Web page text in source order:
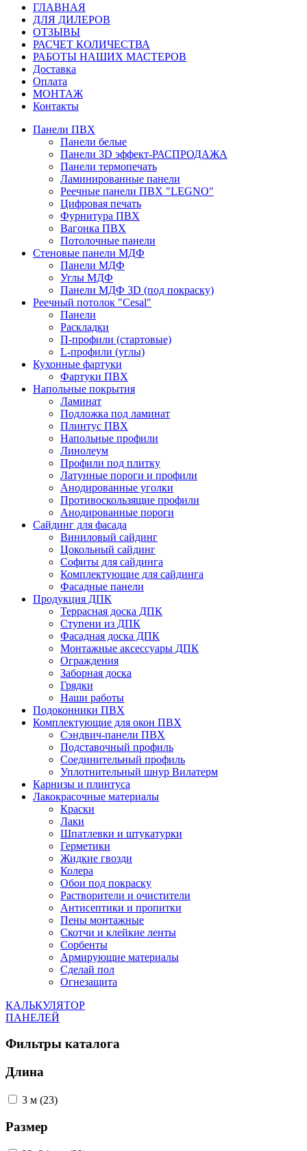
ГЛАВНАЯ
ДЛЯ ДИЛЕРОВ
ОТЗЫВЫ
РАСЧЕТ КОЛИЧЕСТВА
РАБОТЫ НАШИХ МАСТЕРОВ
Доставка
Оплата
МОНТАЖ
Контакты
Панели ПВХ
Панели белые
Панели 3D эффект-РАСПРОДАЖА
Панели термопечать
Ламинированные панели
Реечные панели ПВХ "LEGNO"
Цифровая печать
Фурнитура ПВХ
Вагонка ПВХ
Потолочные панели
Стеновые панели МДФ
Панели МДФ
Углы МДФ
Панели МДФ 3D (под покраску)
Реечный потолок "Cesal"
Панели
Раскладки
П-профили (стартовые)
L-профили (углы)
Кухонные фартуки
Фартуки ПВХ
Напольные покрытия
Ламинат
Подложка под ламинат
Плинтус ПВХ
Напольные профили
Линолеум
Профили под плитку
Латунные пороги и профили
Анодированные уголки
Противоскользящие профили
Анодированные пороги
Сайдинг для фасада
Виниловый сайдинг
Цокольный сайдинг
Софиты для сайдинга
Комплектующие для сайдинга
Фасадные панели
Продукция ДПК
Террасная доска ДПК
Ступени из ДПК
Фасадная доска ДПК
Монтажные аксессуары ДПК
Ограждения
Заборная доска
Грядки
Наши работы
Подоконники ПВХ
Комплектующие для окон ПВХ
Сэндвич-панели ПВХ
Подставочный профиль
Соединительный профиль
Уплотнительный шнур Вилатерм
Карнизы и плинтуса
Лакокрасочные материалы
Краски
Лаки
Шпатлевки и штукатурки
Герметики
Жидкие гвозди
Колера
Обои под покраску
Растворители и очистители
Антисептики и пропитки
Пены монтажные
Скотчи и клейкие ленты
Сорбенты
Армирующие материалы
Сделай пол
Огнезащита
КАЛЬКУЛЯТОР
ПАНЕЛЕЙ
Фильтры каталога
Длина
3 м (23)
Размер